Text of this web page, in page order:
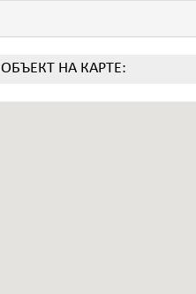
ОБЪЕКТ НА КАРТЕ: